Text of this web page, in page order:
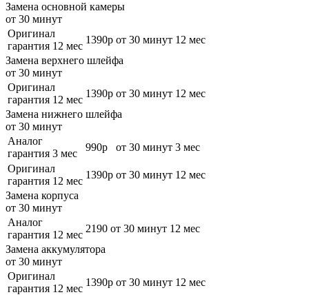
Замена основной камеры
от 30 минут
Оригинал
гарантия 12 мес
1390р от 30 минут 12 мес
Замена верхнего шлейфа
от 30 минут
Оригинал
гарантия 12 мес
1390р от 30 минут 12 мес
Замена нижнего шлейфа
от 30 минут
Аналог
гарантия 3 мес
990р от 30 минут 3 мес
Оригинал
гарантия 12 мес
1390р от 30 минут 12 мес
Замена корпуса
от 30 минут
Аналог
гарантия 12 мес
2190 от 30 минут 12 мес
Замена аккумулятора
от 30 минут
Оригинал
гарантия 12 мес
1390р от 30 минут 12 мес